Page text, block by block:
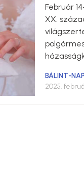
Február
XX.
BÁLINT-NAP
2025.